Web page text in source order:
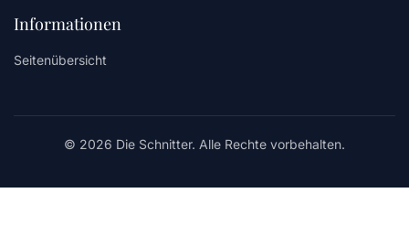
Informationen
Seitenübersicht
© 2026 Die Schnitter. Alle Rechte vorbehalten.